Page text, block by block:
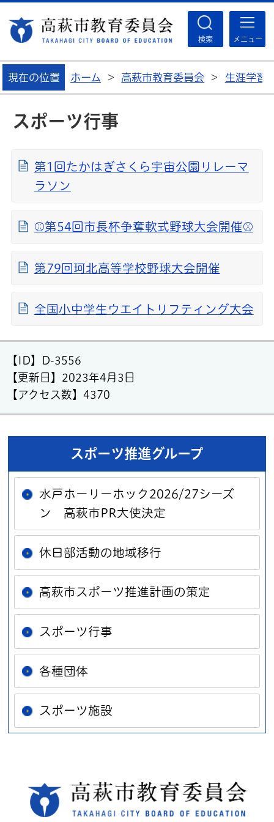
検索 メニュー
現在の位置 ホーム > 高萩市教育委員会 > 生涯学習
スポーツ行事
第1回たかはぎさくら宇宙公園リレーマ
ラソン
⚾第54回市長杯争奪軟式野球大会開催⚾
第79回珂北高等学校野球大会開催
全国小中学生ウエイトリフティング大会
【ID】
D-3556
【更新日】 2023年4月3日
【アクセス数】4370
スポーツ推進グループ
水戸ホーリーホック2026/27シーズ
ン 高萩市PR大使決定
休日部活動の地域移行
高萩市スポーツ推進計画の策定
スポーツ行事
各種団体
スポーツ施設